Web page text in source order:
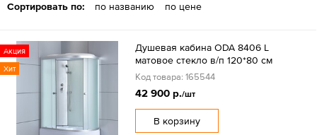
Сортировать по: по названию по цене
Акция
Хит
Душевая кабина ODA 8406 L
матовое стекло в/п 120*80 см
Код товара: 165544
42 900 р./шт
В корзину